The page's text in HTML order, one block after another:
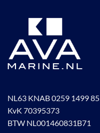
NL63 KNAB 0259 1499 85
KvK 70395373
BTW NL001460831B71